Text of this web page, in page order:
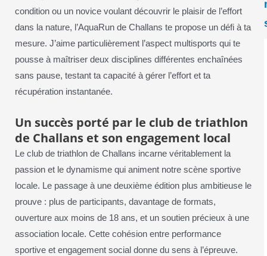
condition ou un novice voulant découvrir le plaisir de l’effort
dans la nature, l’AquaRun de Challans te propose un défi à ta
mesure. J’aime particulièrement l’aspect multisports qui te
pousse à maîtriser deux disciplines différentes enchaînées
sans pause, testant ta capacité à gérer l’effort et ta
récupération instantanée.
Un succès porté par le club de triathlon
de Challans et son engagement local
Le club de triathlon de Challans incarne véritablement la
passion et le dynamisme qui animent notre scène sportive
locale. Le passage à une deuxième édition plus ambitieuse le
prouve : plus de participants, davantage de formats,
ouverture aux moins de 18 ans, et un soutien précieux à une
association locale. Cette cohésion entre performance
sportive et engagement social donne du sens à l’épreuve.